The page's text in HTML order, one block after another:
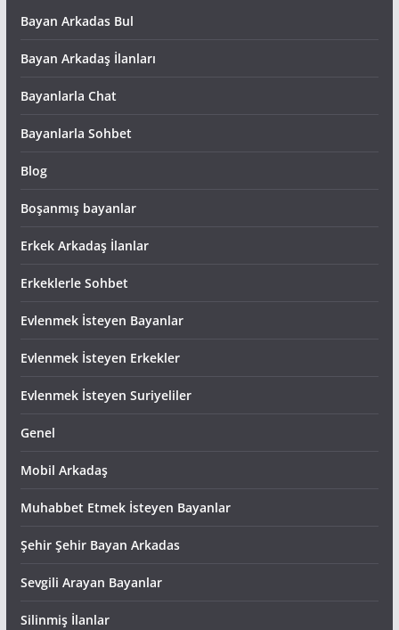
Bayan Arkadas Bul
Bayan Arkadaş İlanları
Bayanlarla Chat
Bayanlarla Sohbet
Blog
Boşanmış bayanlar
Erkek Arkadaş İlanlar
Erkeklerle Sohbet
Evlenmek İsteyen Bayanlar
Evlenmek İsteyen Erkekler
Evlenmek İsteyen Suriyeliler
Genel
Mobil Arkadaş
Muhabbet Etmek İsteyen Bayanlar
Şehir Şehir Bayan Arkadas
Sevgili Arayan Bayanlar
Silinmiş İlanlar